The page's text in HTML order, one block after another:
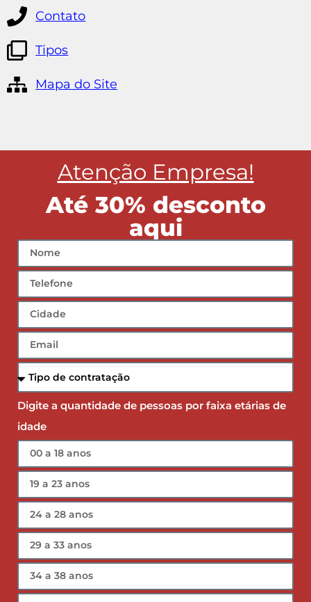
Contato
Tipos
Mapa do Site
Atenção Empresa!
Até 30% desconto
aqui
Digite a quantidade de pessoas por faixa etárias de
idade